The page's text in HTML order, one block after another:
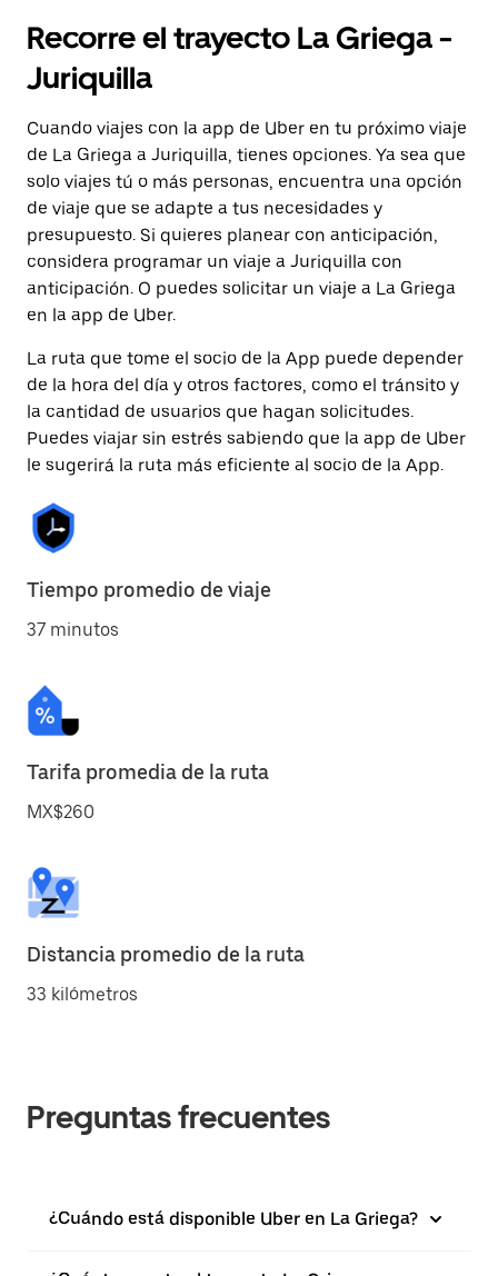
Recorre el trayecto La Griega -
Juriquilla
Cuando viajes con la app de Uber en tu próximo viaje
de La Griega a Juriquilla, tienes opciones. Ya sea que
solo viajes tú o más personas, encuentra una opción
de viaje que se adapte a tus necesidades y
presupuesto. Si quieres planear con anticipación,
considera programar un viaje a Juriquilla con
anticipación. O puedes solicitar un viaje a La Griega
en la app de Uber.
La ruta que tome el socio de la App puede depender
de la hora del día y otros factores, como el tránsito y
la cantidad de usuarios que hagan solicitudes.
Puedes viajar sin estrés sabiendo que la app de Uber
le sugerirá la ruta más eficiente al socio de la App.
Tiempo promedio de viaje
37 minutos
Tarifa promedia de la ruta
MX$260
Distancia promedio de la ruta
33 kilómetros
Preguntas frecuentes
¿Cuándo está disponible Uber en La Griega?